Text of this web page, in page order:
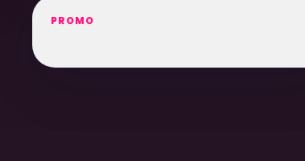
PROMO